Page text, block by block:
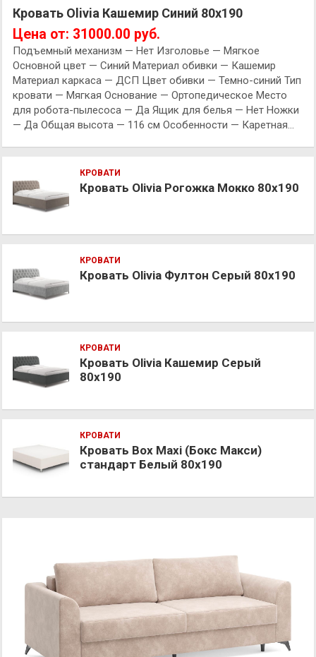
Кровать Olivia Кашемир Синий 80х190
Цена от: 31000.00 руб.
Подъемный механизм — Нет Изголовье — Мягкое
Основной цвет — Синий Материал обивки — Кашемир
Материал каркаса — ДСП Цвет обивки — Темно-синий Тип
кровати — Мягкая Основание — Ортопедическое Место
для робота-пылесоса — Да Ящик для белья — Нет Ножки
— Да Общая высота — 116 см Особенности — Каретная…
КРОВАТИ
Кровать Olivia Рогожка Мокко 80х190
КРОВАТИ
Кровать Olivia Фултон Серый 80х190
КРОВАТИ
Кровать Olivia Кашемир Серый
80х190
КРОВАТИ
Кровать Box Maxi (Бокс Макси)
стандарт Белый 80х190